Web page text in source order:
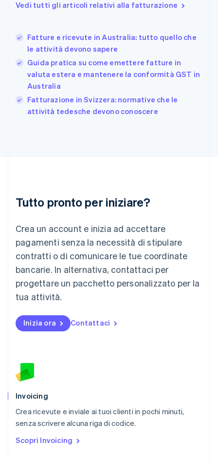
Vedi tutti gli articoli relativi alla fatturazione
Fatture e ricevute in Australia: tutto quello che
le attività devono sapere
Guida pratica su come emettere fatture in
valuta estera e mantenere la conformità GST in
Australia
Fatturazione in Svizzera: normative che le
attività tedesche devono conoscere
Tutto pronto per iniziare?
Crea un account e inizia ad accettare
pagamenti senza la necessità di stipulare
contratti o di comunicare le tue coordinate
bancarie. In alternativa, contattaci per
progettare un pacchetto personalizzato per la
tua attività.
Inizia ora Contattaci
Invoicing
Crea ricevute e inviale ai tuoi clienti in pochi minuti,
senza scrivere alcuna riga di codice.
Scopri Invoicing
FrançaisEnglish
Giappone
日本語English
English
Grecia
English
India
Irlanda
English
FrançaisDeutschEnglish
English简体中文
Malta
English
Messico
Español English
Norvegia
Nuova Zelanda
English
Paesi Bassi
English
Portogallo
RAS di Hong Kong, Cina
English
Regno Unito
English
English